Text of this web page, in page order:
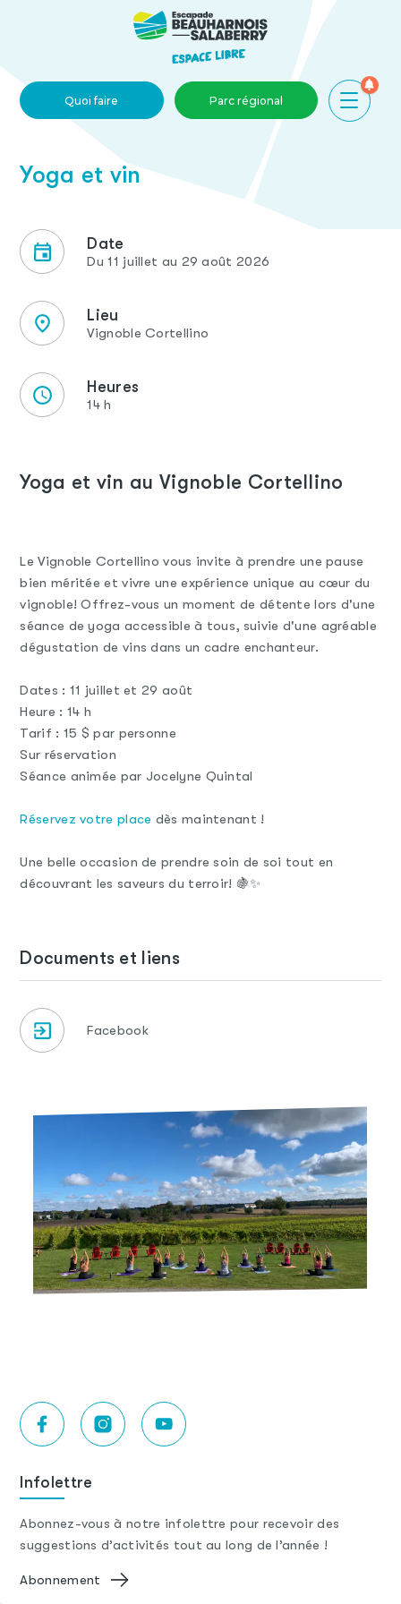
Skip to main content
Quoi faire Parc régional
Yoga et vin
Date
Du 11 juillet au 29 août 2026
Lieu
Vignoble Cortellino
Heures
14 h
Yoga et vin au Vignoble Cortellino
Le Vignoble Cortellino vous invite à prendre une pause
bien méritée et vivre une expérience unique au cœur du
vignoble! Offrez-vous un moment de détente lors d'une
séance de yoga accessible à tous, suivie d'une agréable
dégustation de vins dans un cadre enchanteur.
Dates : 11 juillet et 29 août
Heure : 14 h
Tarif : 15 $ par personne
Sur réservation
Séance animée par Jocelyne Quintal
Réservez votre place dès maintenant !
Une belle occasion de prendre soin de soi tout en
découvrant les saveurs du terroir! 🍇✨
Documents et liens
Facebook
Infolettre
Abonnez-vous à notre infolettre pour recevoir des
suggestions d’activités tout au long de l’année !
Abonnement